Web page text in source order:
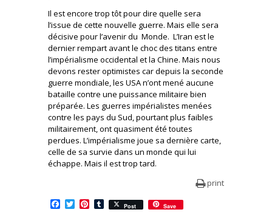
Il est encore trop tôt pour dire quelle sera
l’issue de cette nouvelle guerre. Mais elle sera
décisive pour l’avenir du Monde. L’Iran est le
dernier rempart avant le choc des titans entre
l’impérialisme occidental et la Chine. Mais nous
devons rester optimistes car depuis la seconde
guerre mondiale, les USA n’ont mené aucune
bataille contre une puissance militaire bien
préparée. Les guerres impérialistes menées
contre les pays du Sud, pourtant plus faibles
militairement, ont quasiment été toutes
perdues. L’impérialisme joue sa dernière carte,
celle de sa survie dans un monde qui lui
échappe. Mais il est trop tard.
print
Facebook
TwitterPinterest
Tumblr
Post Save